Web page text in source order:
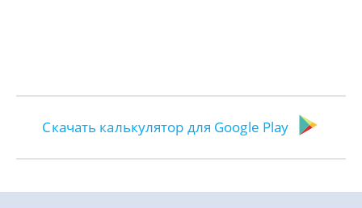
Скачать калькулятор для Google Play